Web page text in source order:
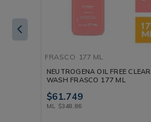
FRASCO 177 ML
NEUTROGENA OIL FREE CLEAR
WASH FRASCO 177 ML
$61.749
ML $348 86